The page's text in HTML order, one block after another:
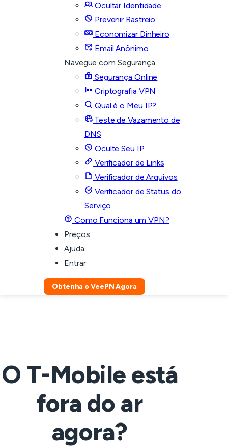
Ocultar Identidade
Prevenir Rastreio
Economizar Dinheiro
Email Anônimo
Navegue com Segurança
Segurança Online
Criptografia VPN
Qual é o Meu IP?
Teste de Vazamento de
DNS
Oculte Seu IP
Verificador de Links
Verificador de Arquivos
Verificador de Status do
Serviço
Como Funciona um VPN?
Preços
Ajuda
Entrar
Obtenha o VeePN Agora
O T-Mobile está
fora do ar
agora?